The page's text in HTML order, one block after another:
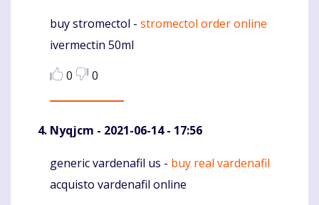
Komentaras
buy stromectol - stromectol order online
ivermectin 50ml
0
0
Nyqjcm - 2021-06-14 - 17:56
Komentaras
generic vardenafil us - buy real vardenafil
acquisto vardenafil online